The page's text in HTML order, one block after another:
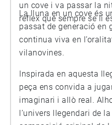
un cove i va passar la
reflex que sempre se li
La lluna en un cove és
passat de generació en
continua viva en
vilanovines.
Inspirada en aquesta
peça ens convida a
imaginari i allò real.
l’univers llegendari de